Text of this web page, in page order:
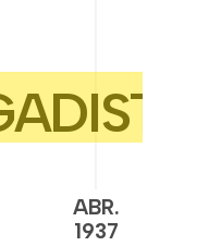
ABR.
1937